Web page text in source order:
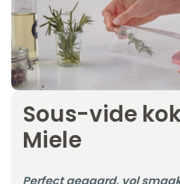
Sous-vide
Miele
Perfect gegaard, vol